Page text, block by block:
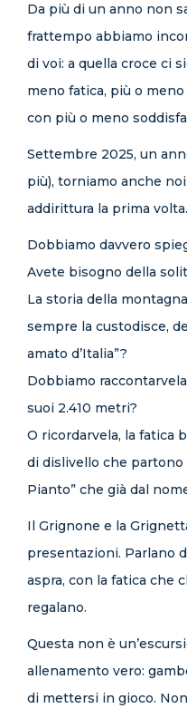
Da più di un anno non
frattempo abbiamo
di voi: a quella croce ci
meno fatica, più o
con più o meno
Settembre 2025, un
più), torniamo anche
addirittura la prima volta.
Dobbiamo davvero
Avete bisogno della
La storia della
sempre la custodisce,
amato d’Italia”?
Dobbiamo
suoi 2.410 metri?
O ricordarvela, la fatica
di dislivello che partono
Pianto” che già dal
Il Grignone e la
presentazioni. Parlano
aspra, con la fatica che
regalano.
Questa non è
allenamento vero:
di mettersi in gioco.